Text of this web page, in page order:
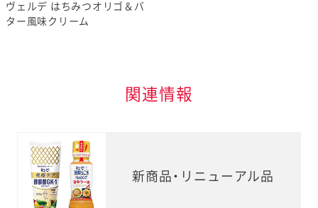
ヴェルデ はちみつオリゴ＆バ
ター風味クリーム
関連情報
新商品・リニューアル品